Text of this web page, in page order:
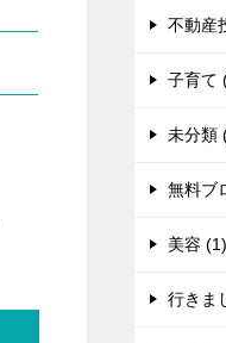
不動産
子育て
未分類
無料ブ
美容 (1)
行きま